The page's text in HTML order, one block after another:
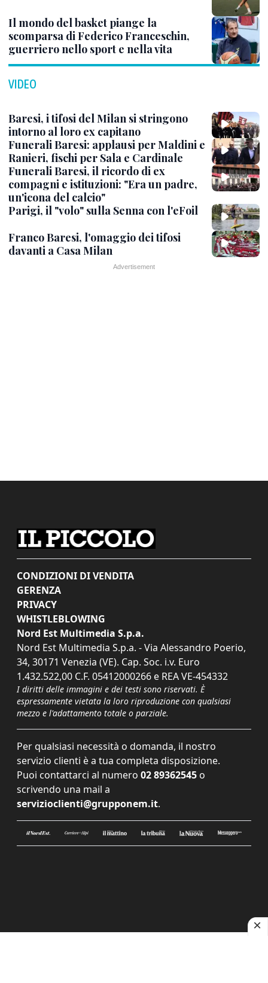
Il mondo del basket piange la
scomparsa di Federico Franceschin,
guerriero nello sport e nella vita
VIDEO
Baresi, i tifosi del Milan si stringono
intorno al loro ex capitano
Funerali Baresi: applausi per Maldini e
Ranieri, fischi per Sala e Cardinale
Funerali Baresi, il ricordo di ex
compagni e istituzioni: "Era un padre,
un'icona del calcio"
Parigi, il "volo" sulla Senna con l'eFoil
Franco Baresi, l'omaggio dei tifosi
davanti a Casa Milan
CONDIZIONI DI VENDITA
GERENZA
PRIVACY
WHISTLEBLOWING
Nord Est Multimedia S.p.a.
Nord Est Multimedia S.p.a. - Via Alessandro Poerio,
34, 30171 Venezia (VE). Cap. Soc. i.v. Euro
1.432.522,00 C.F. 05412000266 e REA VE-454332
I diritti delle immagini e dei testi sono riservati. È
espressamente vietata la loro riproduzione con qualsiasi
mezzo e l'adattamento totale o parziale.
Per qualsiasi necessità o domanda, il nostro
servizio clienti è a tua completa disposizione.
Puoi contattarci al numero 02 89362545 o
scrivendo una mail a
servizioclienti@grupponem.it.